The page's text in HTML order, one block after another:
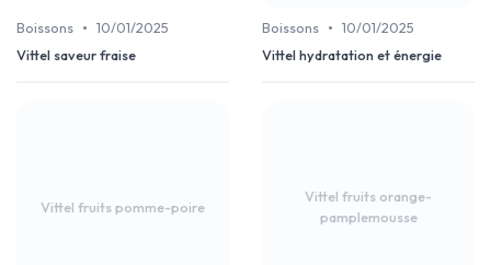
Boissons • 10/01/2025
Vittel saveur fraise
Boissons • 10/01/2025
Vittel hydratation et énergie
Vittel fruits pomme-poire
Vittel fruits orange-
pamplemousse